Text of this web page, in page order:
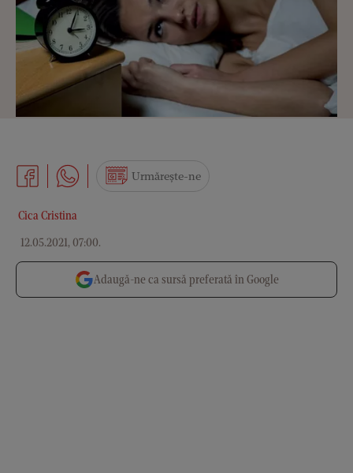
Cica Cristina
12.05.2021, 07:00.
Urmărește-ne
Adaugă-ne ca sursă preferată în Google